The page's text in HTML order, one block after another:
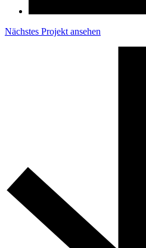
Nächstes Projekt ansehen